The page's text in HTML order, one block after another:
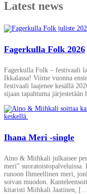
Latest news
Fagerkulla Folk 2026
Fagerkulla Folk – festivaali
Ikkalassa! Viime vuonna
festivaali laajenee kesällä
sijaan tapahtuma
Ihana Meri -single
Aino & Miihkali julkaisee
meri”
runoon Ihmeellinen meri,
soivan muodon.
kitaristi Miihkali Jaatinen,